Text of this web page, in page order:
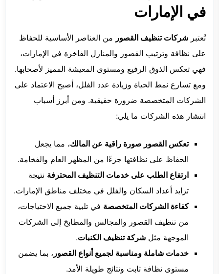
في الإمارات
تُعتبر شركات تنظيف القصور من العناصر الأساسية للحفاظ
على نظافة وترتيب القصور والمنازل الفاخرة في الإمارات،
فهي تعكس الذوق الرفيع ومستوى المعيشة المميز لأصحابها.
ومع تسارع نمط الحياة وزيادة عدد الفلل، أصبح الاعتماد على
الشركات المتخصصة ضرورة حقيقية. ومن أبرز أسباب
انتشار هذه الشركات ما يلي:
تعكس القصور صورة راقية عن المالك، مما يجعل
الحفاظ على نظافتها جزءًا من المظهر العام والفخامة.
ارتفاع الطلب على خدمات التنظيف المحترفة نتيجة
تزايد أعداد السكان والفلل في مختلف مناطق الإمارات.
كفاءة الشركات المتخصصة في تلبية جميع الاحتياجات،
من تنظيف القصور والمجالس والمطابخ إلى الشركات
الموجهة مثل شركة تنظيف الكنبات.
خدمات شاملة ومناسبة لجميع أنواع القصور ، بما يضمن
مستوى نظافة ثابت ونتائج طويلة الأمد.